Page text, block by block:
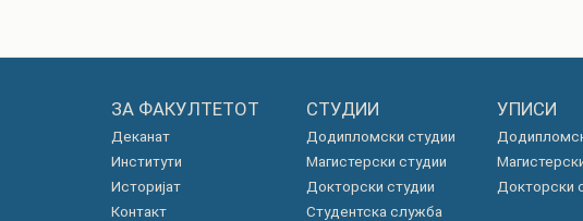
ЗА ФАКУЛТЕТОТ
Деканат
Институти
Историјат
Контакт
СТУДИИ
Додипломски студии
Магистерски студии
Докторски студии
Студентска служба
УПИСИ
Докторски